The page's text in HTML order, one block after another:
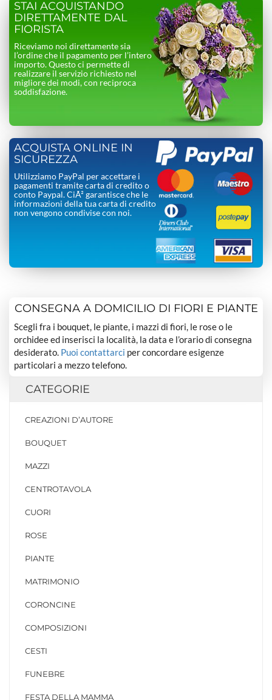
STAI ACQUISTANDO
DIRETTAMENTE DAL
FIORISTA
Riceviamo noi direttamente sia
l’ordine che il pagamento per l’intero
importo. Questo ci permette di
realizzare il servizio richiesto nel
migliore dei modi, con reciproca
soddisfazione.
ACQUISTA ONLINE IN
SICUREZZA
Utilizziamo PayPal per accettare i
pagamenti tramite carta di credito o
conto Paypal. CiÃ² garantisce che le
informazioni della tua carta di credito
non vengono condivise con noi.
CONSEGNA A DOMICILIO DI FIORI E PIANTE
Scegli fra i bouquet, le piante, i mazzi di fiori, le rose o le
orchidee ed inserisci la località, la data e l’orario di consegna
desiderato. Puoi contattarci per concordare esigenze
particolari a mezzo telefono.
CATEGORIE
CREAZIONI D’AUTORE
BOUQUET
MAZZI
CENTROTAVOLA
CUORI
ROSE
PIANTE
MATRIMONIO
CORONCINE
COMPOSIZIONI
CESTI
FUNEBRE
FESTA DELLA MAMMA